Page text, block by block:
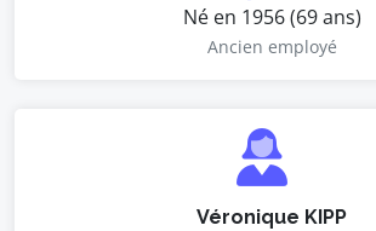
Né en 1956 (69 ans)
Ancien employé
Véronique KIPP